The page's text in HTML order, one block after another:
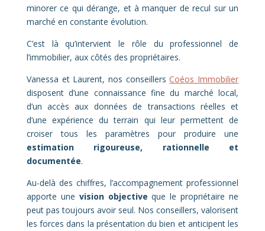
minorer ce qui dérange, et à manquer de recul sur un
marché en constante évolution.
C’est là qu’intervient le rôle duprofessionnel de
l’immobilier, aux côtés des propriétaires.
Vanessa et Laurent, nos conseillersCoéos Immobilier
disposent d’une connaissance fine du marché local,
d’un accès aux données de transactions réelles et
d’une expérience du terrain qui leur permettent de
croiser tous les paramètres pour produire une
estimation rigoureuse, rationnelle et
documentée.
Au-delà des chiffres, l’accompagnement professionnel
apporte une vision objective que le propriétaire ne
peut pas toujours avoir seul. Nos conseillers, valorisent
les forces dans la présentation du bien et anticipent les